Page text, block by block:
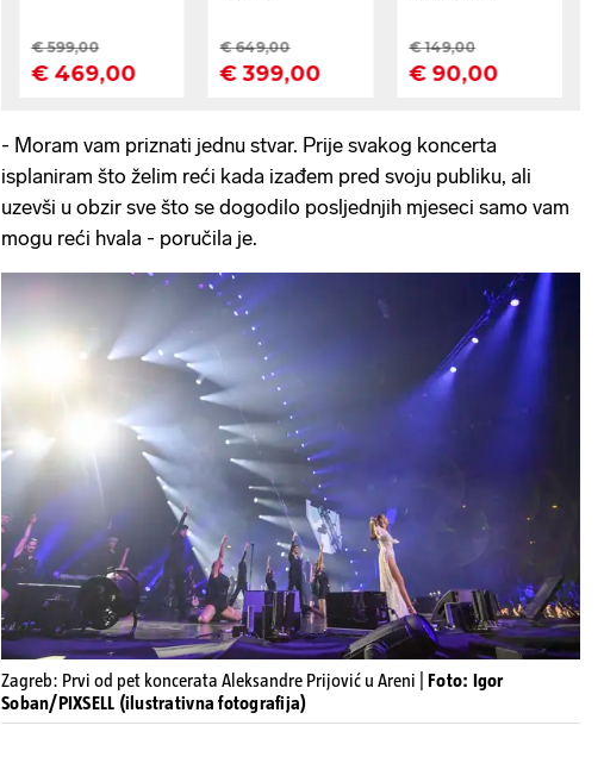
- Moram vam priznati jednu stvar. Prije svakog koncerta
isplaniram što želim reći kada izađem pred svoju publiku, ali
uzevši u obzir sve što se dogodilo posljednjih mjeseci samo vam
mogu reći hvala - poručila je.
Zagreb: Prvi od pet koncerata Aleksandre Prijović u Areni | Foto: Igor
Soban/PIXSELL (ilustrativna fotografija)